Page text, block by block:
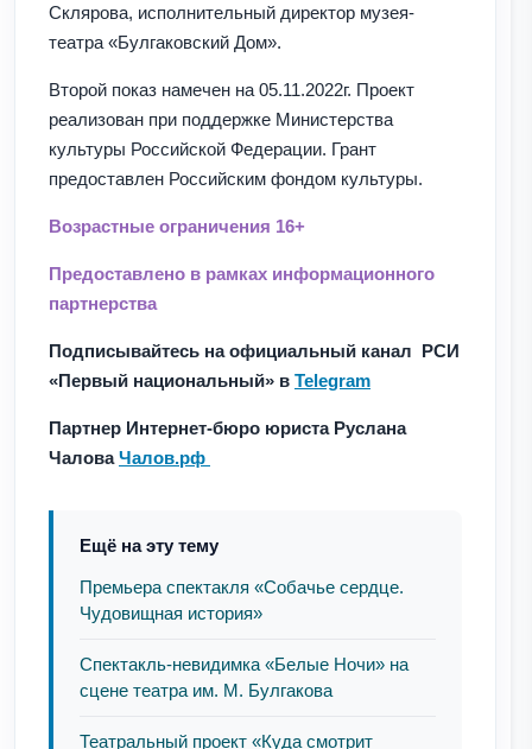
Склярова, исполнительный директор музея-
театра «Булгаковский Дом».
Второй показ намечен на 05.11.2022г. Проект
реализован при поддержке Министерства
культуры Российской Федерации. Грант
предоставлен Российским фондом культуры.
Возрастные ограничения 16+
Предоставлено в рамках информационного
партнерства
Подписывайтесь на официальный канал РСИ
«Первый национальный» в Telegram
Партнер Интернет-бюро юриста Руслана
ЧаловаЧалов.рф
Ещё на эту тему
Премьера спектакля «Собачье сердце.
Чудовищная история»
Спектакль-невидимка «Белые Ночи» на
сцене театра им. М. Булгакова
Театральный проект «Куда смотрит